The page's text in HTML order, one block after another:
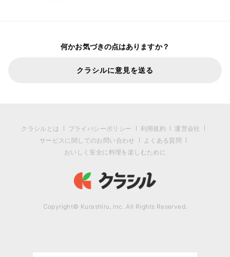
何かお気づきの点はありますか？
クラシルに意見を送る
クラシルとは プライバシーポリシー 利用規約
運営会社
サービスに関してのお問い合わせ
よくある質問
おいしく安全に料理を楽しむために
Copyright© Kurashiru, Inc. All Rights Reserved.